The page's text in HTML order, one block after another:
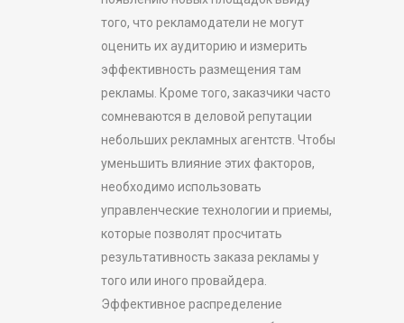
того, что рекламодатели не могут
оценить их аудиторию и измерить
эффективность размещения там
рекламы. Кроме того, заказчики часто
сомневаются в деловой репутации
небольших рекламных агентств. Чтобы
уменьшить влияние этих факторов,
необходимо использовать
управленческие технологии и приемы,
которые позволят просчитать
результативность заказа рекламы у
того или иного провайдера.
Эффективное распределение